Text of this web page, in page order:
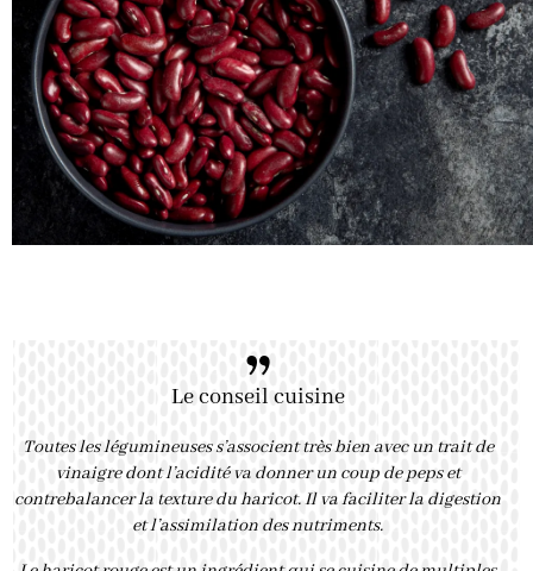
”
Le conseil cuisine
Toutes les légumineuses s’associent très bien avec un trait de
vinaigre dont l’acidité va donner un coup de peps et
contrebalancer la texture du haricot. Il va faciliter la digestion
et l’assimilation des nutriments.